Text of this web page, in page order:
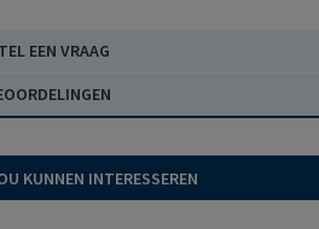
EEN VRAAG
KUNNEN INTERESSEREN